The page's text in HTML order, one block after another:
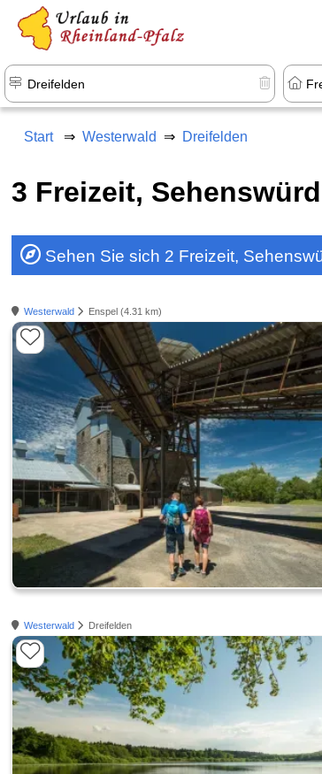
Start Westerwald Dreifelden
3 Freizeit,
Sehen Sie sich 2 Freizeit,
Westerwald Enspel (4.31 km)
Westerwald Dreifelden